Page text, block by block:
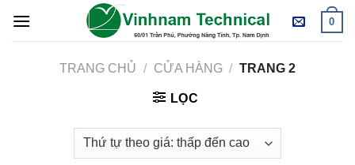
0
TRANG CHỦ / CỬA HÀNG / TRANG 2
LỌC